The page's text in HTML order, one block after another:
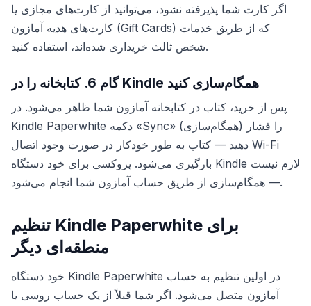
اگر کارت شما پذیرفته نشود، می‌توانید از کارت‌های مجازی یا
کارت‌های هدیه آمازون (Gift Cards) که از طریق خدمات
شخص ثالث خریداری شده‌اند، استفاده کنید.
گام 6. کتابخانه را در Kindle همگام‌سازی کنید
پس از خرید، کتاب در کتابخانه آمازون شما ظاهر می‌شود. در
Kindle Paperwhite دکمه «Sync» (همگام‌سازی) را فشار
دهید — کتاب به طور خودکار در صورت وجود اتصال Wi-Fi
بارگیری می‌شود. پروکسی برای خود دستگاه Kindle لازم نیست
— همگام‌سازی از طریق حساب آمازون شما انجام می‌شود.
تنظیم Kindle Paperwhite برای
منطقه‌ای دیگر
خود دستگاه Kindle Paperwhite در اولین تنظیم به حساب
آمازون متصل می‌شود. اگر شما قبلاً از یک حساب روسی یا